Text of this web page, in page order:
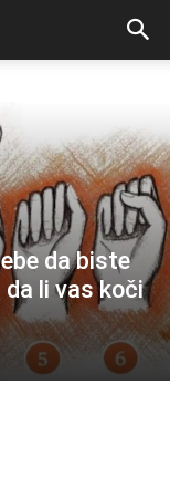
da biste
li vas koči